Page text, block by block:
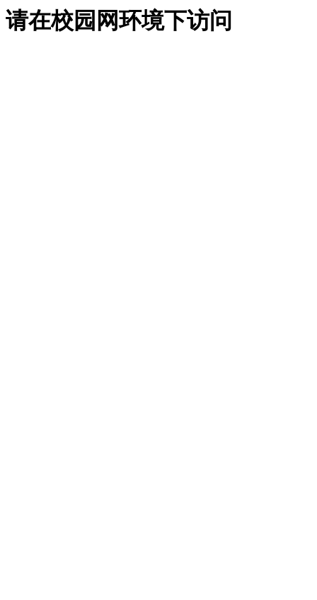
请在校园网环境下访问